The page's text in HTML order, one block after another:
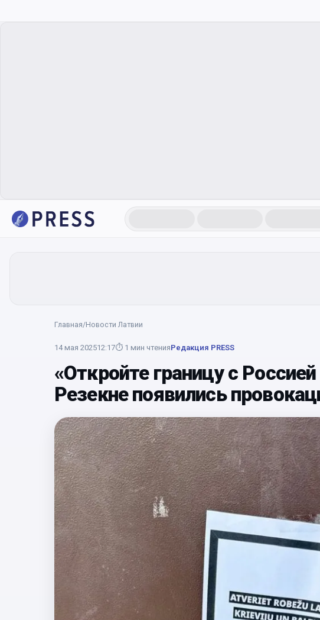
Главная/Новости Латвии
14 мая 202512:17⏱ 1 мин чтенияРедакция PRESS
«Откройте границу с
Резекне появились